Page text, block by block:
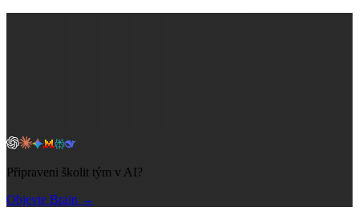
Připraveni školit tým v AI?
Objevte Brain →